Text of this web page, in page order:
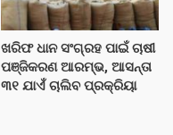
ଖରିଫ ଧାନ ସଂଗ୍ରହ ପାଇଁ ଚାଷୀ
ପଞ୍ଜିକରଣ ଆରମ୍ଭ, ଆସନ୍ତା
୩୧ ଯାଏଁ ଚାଲିବ ପ୍ରକ୍ରିୟା